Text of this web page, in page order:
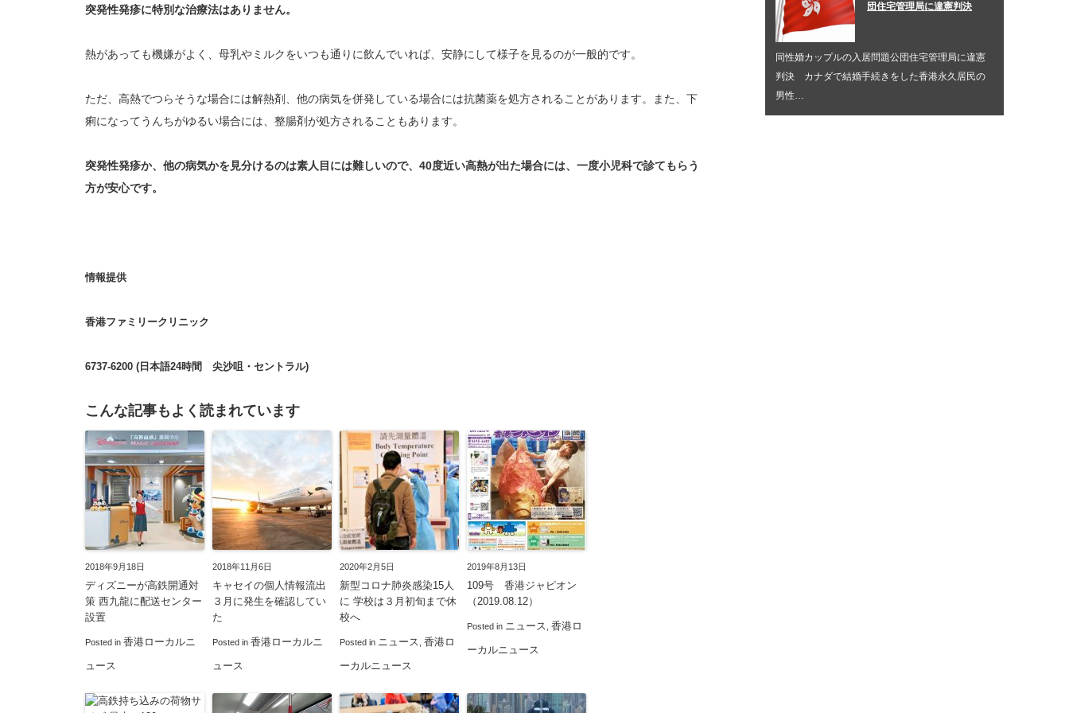
突発性発疹に特別な治療法はありません。
熱があっても機嫌がよく、母乳やミルクをいつも通りに飲んでいれば、安静にして様子を見るのが一般的です。
ただ、高熱でつらそうな場合には解熱剤、他の病気を併発している場合には抗菌薬を処方されることがあります。また、下
痢になってうんちがゆるい場合には、整腸剤が処方されることもあります。
突発性発疹か、他の病気かを見分けるのは素人目には難しいので、40度近い高熱が出た場合には、一度小児科で診てもらう
方が安心です。
情報提供
香港ファミリークリニック
6737-6200 (日本語24時間 尖沙咀・セントラル)
こんな記事もよく読まれています
2018年9月18日
ディズニーが高鉄開通対
策 西九龍に配送センター
設置
Posted in 香港ローカルニ
ュース
2018年11月6日
キャセイの個人情報流出
３月に発生を確認してい
た
Posted in 香港ローカルニ
ュース
2020年2月5日
新型コロナ肺炎感染15人
に 学校は３月初旬まで休
校へ
Posted in ニュース 香港ロ
ーカルニュース
2019年8月13日
109号 香港ジャピオン
（2019.08.12）
Posted in ニュース 香港ロ
ーカルニュース
団住宅管理局に違憲判決
同性婚カップルの入居問題公団住宅管理局に違憲
判決 カナダで結婚手続きをした香港永久居民の
男性…